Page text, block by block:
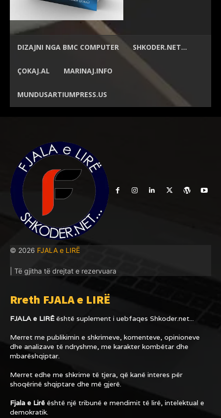
DIZAJNI NGA BMC COMPUTER SHKODER.NET…
ÇOKAJ.AL MARINAJ.INFO
MUNDUSARTIUMPRESS.US
© 2026 FJALA e LIRË
| Të gjitha të drejtat e rezervuara
Rreth FJALA e LIRË
FJALA e LIRËështë suplement i uebfaqes Shkoder.net...
Merret me publikimin e shkrimeve, komenteve, opinioneve
dhe analizave të ndryshme, me karakter kombëtar dhe
mbarëshqiptar.
Merret edhe me shkrime të tjera, që kanë interes për
shoqërinë shqiptare dhe më gjerë.
Fjala e Lirë është një tribunë e mendimit të lirë, intelektual e
demokratik.